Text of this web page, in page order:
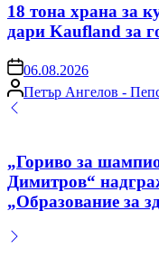
18 тона храна за
дари Kaufland за
on06.08.2026
Posted
by
Петър Ангелов -
„Гориво за
Димитров“
„Образование за